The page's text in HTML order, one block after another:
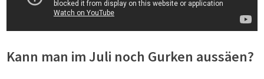
Kann man im Juli noch Gurken aussäen?